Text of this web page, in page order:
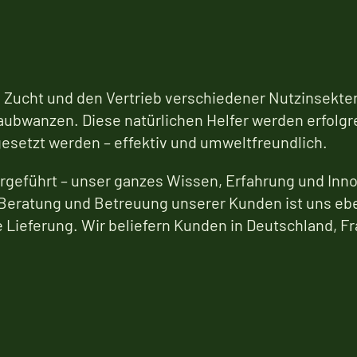
und den Vertrieb verschiedener
Diese natürlichen Helfer werden
werden – effektiv und umweltfreundlich.
– unser ganzes Wissen, Erfahrung und
und Betreuung unserer Kunden ist uns
Wir beliefern Kunden in Deutschland,